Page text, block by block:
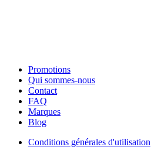
Promotions
Qui sommes-nous
Contact
FAQ
Marques
Blog
Conditions générales d'utilisation